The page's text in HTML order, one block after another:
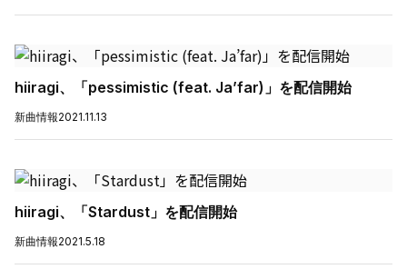
hiiragi、「pessimistic (feat. Ja’far)」を配信開始
新曲情報2021.11.13
hiiragi、「Stardust」を配信開始
新曲情報2021.5.18